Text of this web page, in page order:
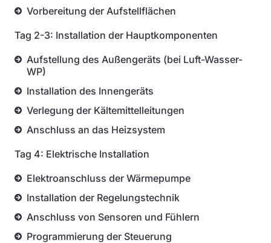
Vorbereitung der Aufstellflächen
Tag 2-3: Installation der Hauptkomponenten
Aufstellung des Außengeräts (bei Luft-Wasser-
WP)
Installation des Innengeräts
Verlegung der Kältemittelleitungen
Anschluss an das Heizsystem
Tag 4: Elektrische Installation
Elektroanschluss der Wärmepumpe
Installation der Regelungstechnik
Anschluss von Sensoren und Fühlern
Programmierung der Steuerung